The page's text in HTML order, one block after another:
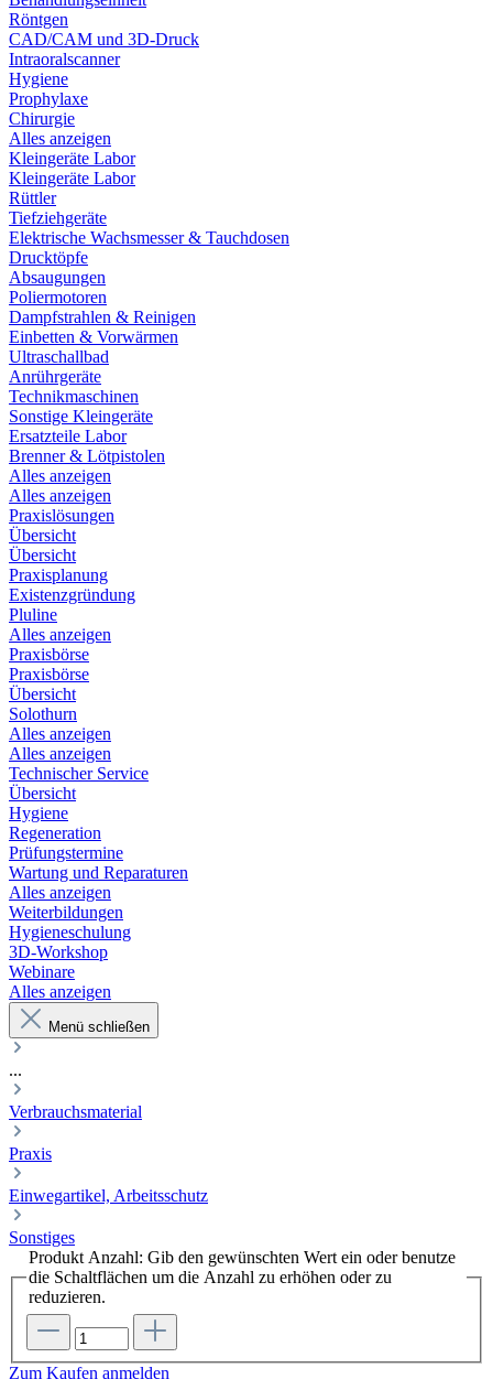
Röntgen
CAD/CAM und 3D-Druck
Intraoralscanner
Hygiene
Prophylaxe
Chirurgie
Alles anzeigen
Kleingeräte Labor
Kleingeräte Labor
Rüttler
Tiefziehgeräte
Elektrische Wachsmesser & Tauchdosen
Drucktöpfe
Absaugungen
Poliermotoren
Dampfstrahlen & Reinigen
Einbetten & Vorwärmen
Ultraschallbad
Anrührgeräte
Technikmaschinen
Sonstige Kleingeräte
Ersatzteile Labor
Brenner & Lötpistolen
Alles anzeigen
Alles anzeigen
Praxislösungen
Übersicht
Übersicht
Praxisplanung
Existenzgründung
Pluline
Alles anzeigen
Praxisbörse
Praxisbörse
Übersicht
Solothurn
Alles anzeigen
Alles anzeigen
Technischer Service
Übersicht
Hygiene
Regeneration
Prüfungstermine
Wartung und Reparaturen
Alles anzeigen
Weiterbildungen
Hygieneschulung
3D-Workshop
Webinare
Alles anzeigen
Menü schließen
...
Verbrauchsmaterial
Praxis
Einwegartikel, Arbeitsschutz
Sonstiges
Produkt Anzahl: Gib den gewünschten Wert ein oder benutze
die Schaltflächen um die Anzahl zu erhöhen oder zu
reduzieren.
Zum Kaufen anmelden